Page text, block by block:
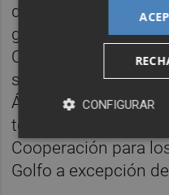
defender la libertad
garantizar la
Ormuz" elaborada
socios del Golfo",
Árabes Unidos,
todos los países del
Cooperación para
Golfo a excepción
CONFIGURAR